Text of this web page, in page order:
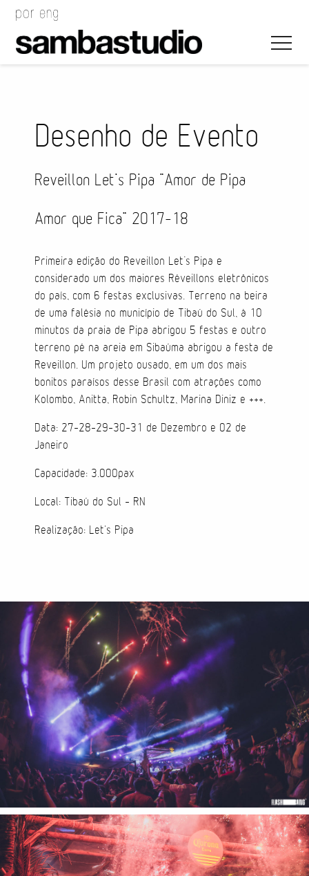
Coordenação de Evento
Coordenação Técnica
Direção de Evento
Produção de Evento
Suporte de Evento
Cases
Carteiras
Tecnologia
Gráficos
Embalagem
Kits Especiais
Desenho de Evento
Reveillon Let’s Pipa “Amor de Pipa
Amor que Fica” 2017-18
Primeira edição do Reveillon Let’s Pipa e
considerado um dos maiores Réveillons eletrônicos
do país, com 6 festas exclusivas. Terreno na beira
de uma falésia no município de Tibaú do Sul, à 10
minutos da praia de Pipa abrigou 5 festas e outro
terreno pé na areia em Sibaúma abrigou a festa de
Reveillon. Um projeto ousado, em um dos mais
bonitos paraísos desse Brasil com atrações como
Kolombo, Anitta, Robin Schultz, Marina Diniz e +++.
Data: 27-28-29-30-31 de Dezembro e 02 de
Janeiro
Capacidade: 3.000pax
Local: Tibaú do Sul - RN
Realização: Let's Pipa